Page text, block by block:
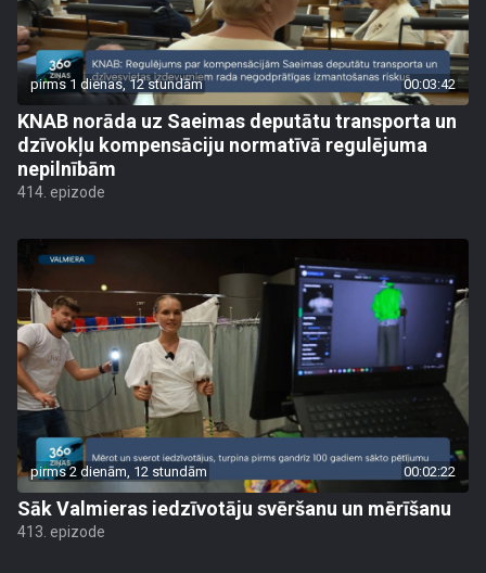
pirms 1 dienas, 12 stundām 00:03:42
KNAB norāda uz Saeimas deputātu transporta un
dzīvokļu kompensāciju normatīvā regulējuma
nepilnībām
414. epizode
pirms 2 dienām, 12 stundām 00:02:22
Sāk Valmieras iedzīvotāju svēršanu un mērīšanu
413. epizode